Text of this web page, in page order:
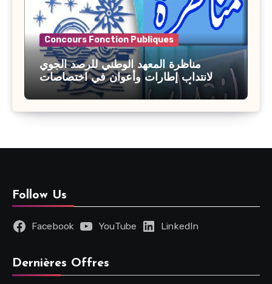
Concours Fonction Publiques
مناظرة المعهد الوطني للرصد الجوي
لانتداب إطارات وأعوان في اختصاصات
مختلفة : أخر اجل للترشح 27 جويلية 2026
Follow Us
Facebook YouTube LinkedIn
Dernières Offres